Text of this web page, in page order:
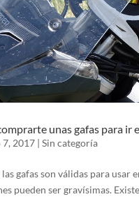
unas gafas para ir
7, 2017| Sin categoría
gafas son válidas para usar
pueden ser gravísimas.